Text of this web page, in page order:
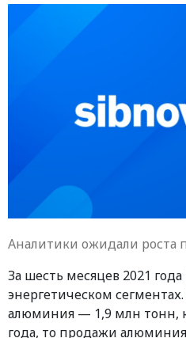
Аналитики ожидали роста
За шесть месяцев 2021
энергетическом
алюминия — 1,9 млн тонн,
года, то продажи